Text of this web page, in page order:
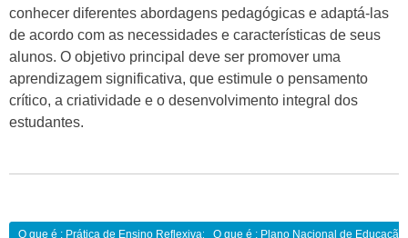
conhecer diferentes abordagens pedagógicas e adaptá-las
de acordo com as necessidades e características de seus
alunos. O objetivo principal deve ser promover uma
aprendizagem significativa, que estimule o pensamento
crítico, a criatividade e o desenvolvimento integral dos
estudantes.
O que é : Prática de Ensino Reflexiva: O que é : Plano Nacional de Educação: